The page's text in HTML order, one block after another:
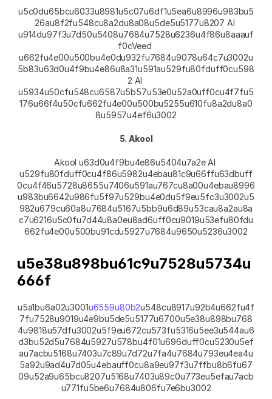
u5c0du65bcu6033u8981u5c07u6df1u5ea6u8996u983bu5
26au8f2fu548cu8a2du8a08u5de5u5177u8207 AI
u914du97f3u7d50u5408u7684u7528u6236u4f86u8aaauf
f0cVeed
u662fu4e00u500bu4e0du932fu7684u9078u64c7u3002u
5b83u63d0u4f9bu4e86u8a31u591au529fu80fduff0cu598
2 AI
u5934u50cfu548cu6587u5b57u53e0u52a0uff0cu4f7fu5
176u66f4u50cfu662fu4e00u500bu5255u610fu8a2du8a0
8u5957u4ef6u3002
5. Akool
Akool u63d0u4f9bu4e86u5404u7a2e AI
u529fu80fduff0cu4f86u5982u4ebau81c9u66ffu63dbuff
0cu4f46u5728u8655u7406u591au767cu8a00u4ebau8996
u983bu6642u986fu5f97u529bu4e0du5f9eu5fc3u3002u5
982u679cu60a8u7684u5167u5bb9u6d89u53cau8a2au8a
c7u6216u5c0fu7d44u8a0eu8ad6uff0cu9019u53efu80fdu
662fu4e00u500bu91cdu5927u7684u9650u5236u3002
u5e38u898bu61c9u7528u5734u
666f
u5a1bu6a02u3001u6559u80b2u548cu8917u92b4u662fu4f
7fu7528u9019u4e9bu5de5u5177u6700u5e38u898bu768
4u9818u57dfu3002u5f9eu672cu573fu5316u5ee3u544au6
d3bu52d5u7684u5927u578bu4f01u696duff0cu5230u5ef
au7acbu5168u7403u7c89u7d72u7fa4u7684u793eu4ea4u
5a92u9ad4u7d05u4ebauff0cu8a9eu97f3u7ffbu8b6fu67
09u52a9u65bcu8207u5168u7403u89c0u773eu5efau7acb
u771fu5be6u7684u806fu7e6bu3002